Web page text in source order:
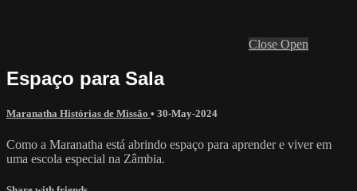
Close Open
Espaço para Sala
Maranatha Histórias de Missão • 30-May-2024
Como a Maranatha está abrindo espaço para aprender e viver em
uma escola especial na Zâmbia.